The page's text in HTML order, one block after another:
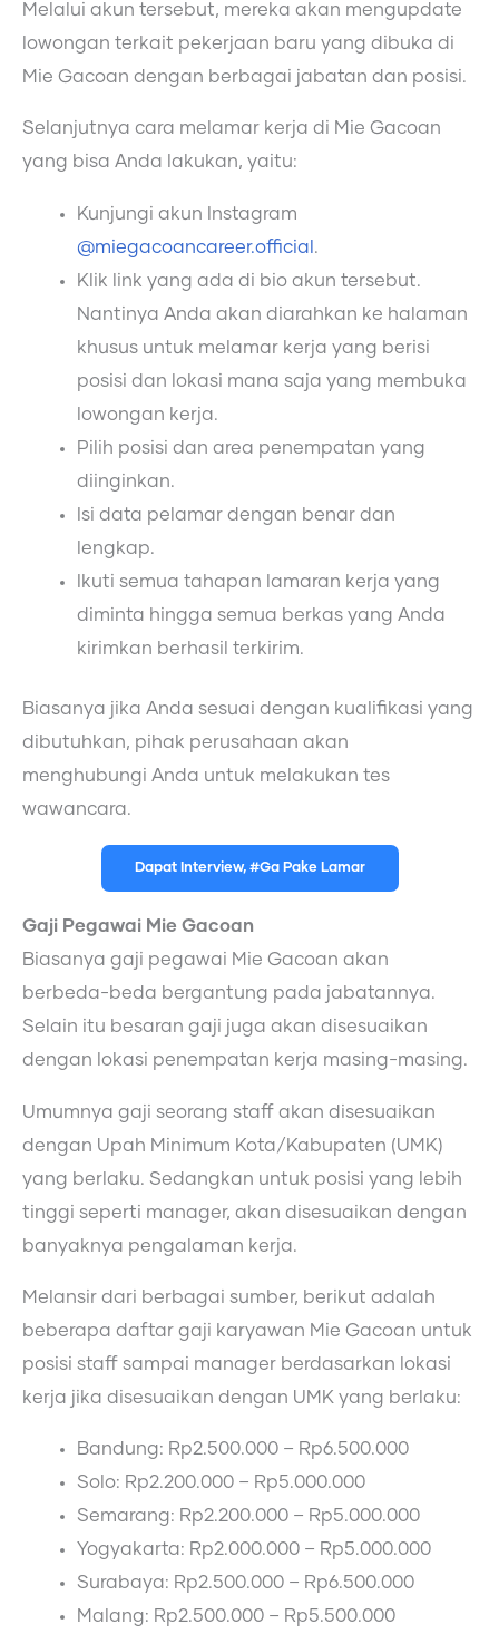
Melalui akun tersebut, mereka akan mengupdate
lowongan terkait pekerjaan baru yang dibuka di
Mie Gacoan dengan berbagai jabatan dan posisi.
Selanjutnya cara melamar kerja di Mie Gacoan
yang bisa Anda lakukan, yaitu:
Kunjungi akun Instagram
@miegacoancareer.official .
Klik link yang ada di bio akun tersebut.
Nantinya Anda akan diarahkan ke halaman
khusus untuk melamar kerja yang berisi
posisi dan lokasi mana saja yang membuka
lowongan kerja.
Pilih posisi dan area penempatan yang
diinginkan.
Isi data pelamar dengan benar dan
lengkap.
Ikuti semua tahapan lamaran kerja yang
diminta hingga semua berkas yang Anda
kirimkan berhasil terkirim.
Biasanya jika Anda sesuai dengan kualifikasi yang
dibutuhkan, pihak perusahaan akan
menghubungi Anda untuk melakukan tes
wawancara.
Dapat Interview, #Ga Pake Lamar
Gaji Pegawai Mie Gacoan
Biasanya gaji pegawai Mie Gacoan akan
berbeda-beda bergantung pada jabatannya.
Selain itu besaran gaji juga akan disesuaikan
dengan lokasi penempatan kerja masing-masing.
Umumnya gaji seorang staff akan disesuaikan
dengan Upah Minimum Kota/Kabupaten (UMK)
yang berlaku. Sedangkan untuk posisi yang lebih
tinggi seperti manager, akan disesuaikan dengan
banyaknya pengalaman kerja.
Melansir dari berbagai sumber, berikut adalah
beberapa daftar gaji karyawan Mie Gacoan untuk
posisi staff sampai manager berdasarkan lokasi
kerja jika disesuaikan dengan UMK yang berlaku:
Bandung: Rp2.500.000 – Rp6.500.000
Solo: Rp2.200.000 – Rp5.000.000
Semarang: Rp2.200.000 – Rp5.000.000
Yogyakarta: Rp2.000.000 – Rp5.000.000
Surabaya: Rp2.500.000 – Rp6.500.000
Malang: Rp2.500.000 – Rp5.500.000